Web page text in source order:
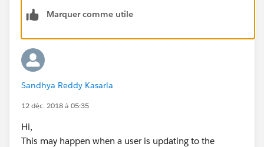
Marquer comme utile
Sandhya Reddy Kasarla
12 déc. 2018 à 05:35
Hi,
This may happen when a user is updating to the